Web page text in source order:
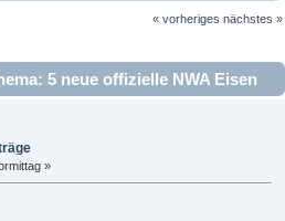
« vorheriges nächstes »
5 neue offizielle NWA Eisen
»